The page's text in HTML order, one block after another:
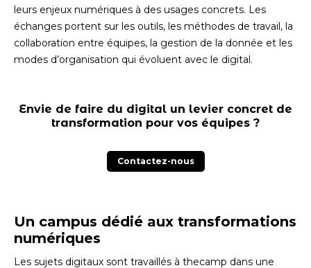
leurs enjeux numériques à des usages concrets. Les
échanges portent sur les outils, les méthodes de travail, la
collaboration entre équipes, la gestion de la donnée et les
modes d’organisation qui évoluent avec le digital.
Envie de faire du digital un levier concret de
transformation pour vos équipes ?
Contactez-nous
Un campus dédié aux transformations
numériques
Les sujets digitaux sont travaillés à thecamp dans une